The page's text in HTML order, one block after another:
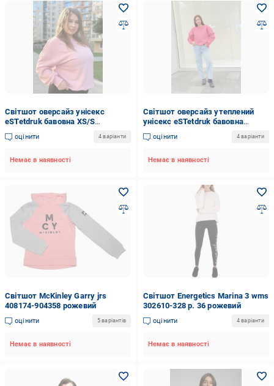
Світшот оверсайз унісекс
eSTetdruk бавовна XS/S
Рожевий (STSO013)
оцінити 4 варіанти
Немає в наявності
Світшот оверсайз утеплений
унісекс eSTetdruk бавовна
XL/2XL Рожевий (STSOU016)
оцінити 4 варіанти
Немає в наявності
Світшот McKinley Garry jrs
408174-904358 рожевий
оцінити 5 варіантів
Немає в наявності
Світшот Energetics Marina 3 wms
302610-328 р. 36 рожевий
оцінити 4 варіанти
Немає в наявності